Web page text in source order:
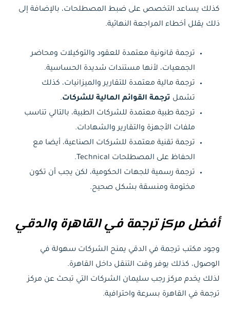
كذلك يساعد التخصص على ضبط المصطلحات، بالإضافة إلى
ذلك يقلل أخطاء المراجعة النهائية.
ترجمة قانونية معتمدة للعقود والتوكيلات ومحاضر
الجمعيات، لأنها مستندات شديدة الحساسية.
ترجمة مالية معتمدة للتقارير والميزانيات، كذلك
تشمل ترجمة القوائم المالية للشركات.
ترجمة طبية معتمدة للشركات الطبية، بالتالي تناسب
ملفات الأجهزة والتقارير والشهادات.
ترجمة تقنية معتمدة للشركات الصناعية، أيضا مع
الحفاظ على المصطلحات Technical.
ترجمة رسمية للجهات الحكومية، لكن يجب أن تكون
مختومة ومنسقة بشكل صحيح.
أفضل مركز ترجمة في القاهرة والدقي
وجود مكتب ترجمة في الدقي يمنح الشركات سهولة في
الوصول، كذلك يوفر وقت التنقل داخل القاهرة.
لذلك يخدم مركز رجب سليمان الشركات التي تبحث عن مركز
ترجمة في القاهرة بسرعة واحترافية.